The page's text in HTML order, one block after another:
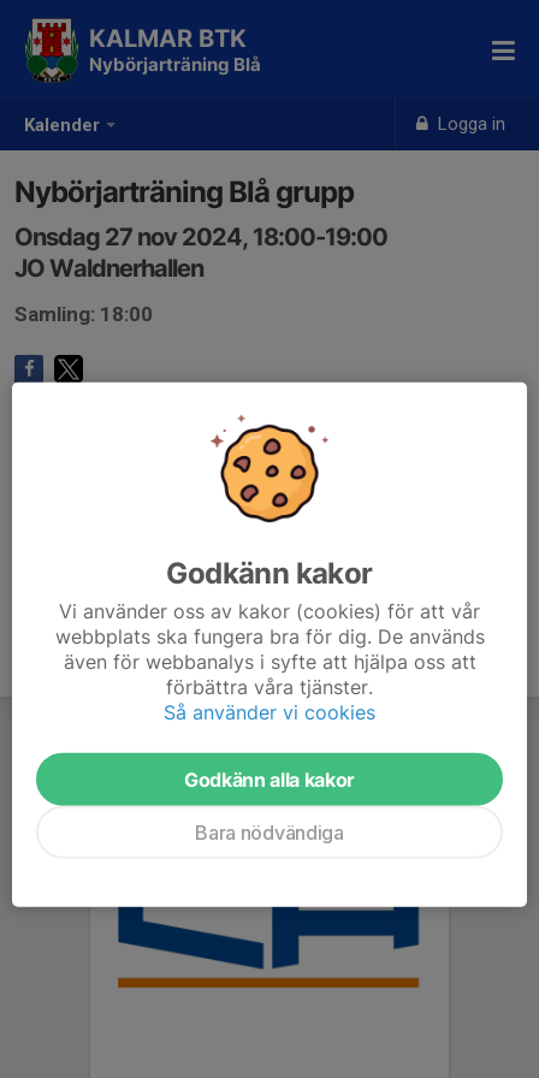
Kalender Logga in
KALMAR BTK
Nybörjarträning Blå
Nybörjarträning Blå grupp
Onsdag 27 nov 2024, 18:00-19:00
JO Waldnerhallen
Samling: 18:00
Godkänn kakor
Vi använder oss av kakor (cookies) för att vår
webbplats ska fungera bra för dig. De används
även för webbanalys i syfte att hjälpa oss att
förbättra våra tjänster.
Så använder vi cookies
Godkänn alla kakor
Bara nödvändiga